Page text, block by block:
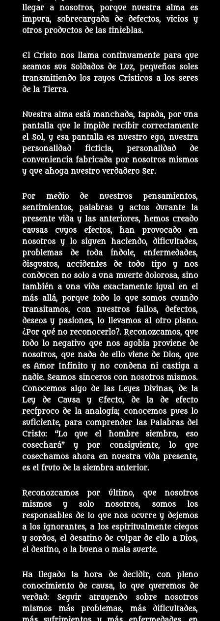
llegar a nosotros, porque nuestra alma es
impura, sobrecargada de defectos, vicios y
otros productos de las tinieblas.
El Cristo nos llama continuamente para que
seamos sus Soldados de Luz, pequeños soles
transmitiendo los rayos Crísticos a los seres
de la Tierra.
Nuestra alma está manchada, tapada, por una
pantalla que le impide recibir correctamente
el Sol, y esa pantalla es nuestro ego, nuestra
personalidad ficticia, personalidad de
conveniencia fabricada por nosotros mismos
y que ahoga nuestro verdadero Ser.
Por medio de nuestros pensamientos,
sentimientos, palabras y actos durante la
presente vida y las anteriores, hemos creado
causas cuyos efectos, han provocado en
nosotros y lo siguen haciendo, dificultades,
problemas de toda índole, enfermedades,
disgustos, accidentes de todo tipo y nos
conducen no solo a una muerte dolorosa, sino
también a una vida exactamente igual en el
más allá, porque todo lo que somos cuando
transitamos, con nuestros fallos, defectos,
deseos y pasiones, lo llevamos al otro plano.
¿Por qué no reconocerlo?. Reconozcamos, que
todo lo negativo que nos agobia proviene de
nosotros, que nada de ello viene de Dios, que
es Amor Infinito y no condena ni castiga a
nadie. Seamos sinceros con nosotros mismos.
Conocemos algo de las Leyes Divinas, de la
Ley de Causa y Efecto, de la de efecto
recíproco de la analogía; conocemos pues lo
suficiente, para comprender las Palabras del
Cristo: “Lo que el hombre siembra, eso
cosechará” y por consiguiente, lo que
cosechamos ahora en nuestra vida presente,
es el fruto de la siembra anterior.
Reconozcamos por último, que nosotros
mismos y solo nosotros, somos los
responsables de lo que nos ocurre y dejemos
a los ignorantes, a los espiritualmente ciegos
y sordos, el desatino de culpar de ello a Dios,
el destino, o la buena o mala suerte.
Ha llegado la hora de decidir, con pleno
conocimiento de causa, lo que queremos de
verdad: Seguir atrayendo sobre nosotros
mismos más problemas, más dificultades,